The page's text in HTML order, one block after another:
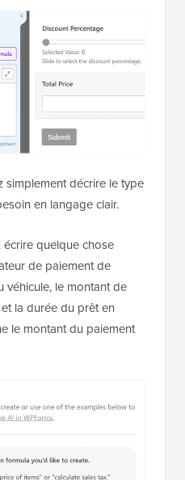
décrire le type
en langage clair.
quelque chose
de paiement de
le montant de
la durée du prêt en
le montant du paiement